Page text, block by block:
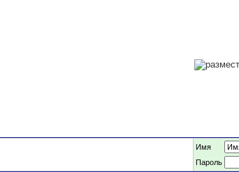
Имя
Пароль